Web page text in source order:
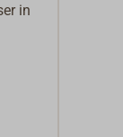
in